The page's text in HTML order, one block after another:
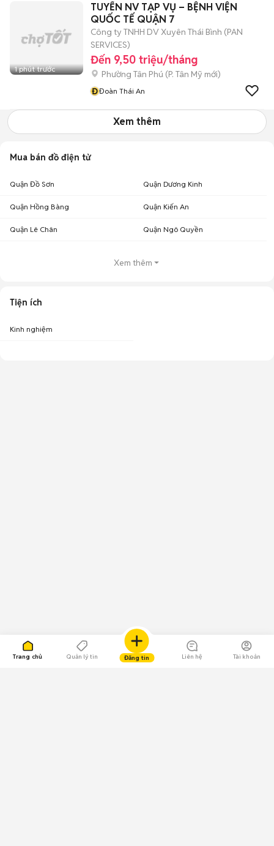
Trang chủ Quản lý tin Đăng tin Liên hệ Tài khoản
1 phút trước
TUYỂN NV TẠP VỤ – BỆNH VIỆN
QUỐC TẾ QUẬN 7
Công ty TNHH DV Xuyên Thái Bình (PAN
SERVICES)
Đến 9,50 triệu/tháng
Phường Tân Phú (P. Tân Mỹ mới)
ĐĐoàn Thái An
Xem thêm
Mua bán đồ điện tử
Quận Đồ Sơn Quận Dương Kinh
Quận Hồng Bàng Quận Kiến An
Quận Lê Chân Quận Ngô Quyền
Xem thêm
Tiện ích
Kinh nghiệm